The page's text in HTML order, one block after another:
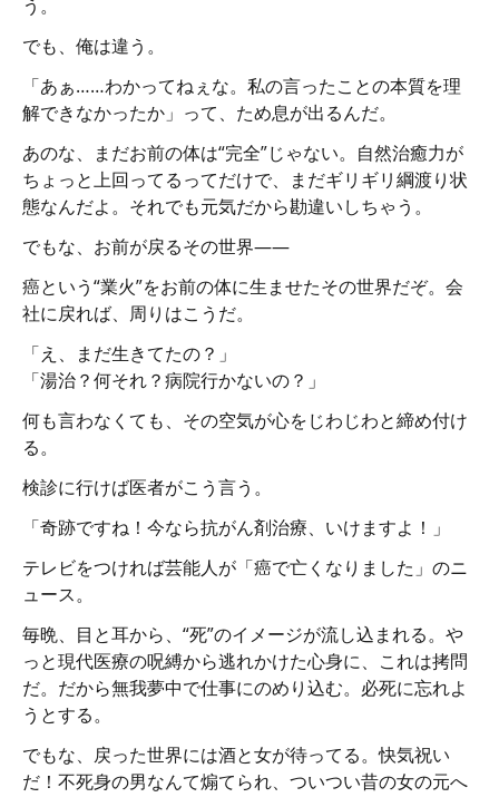
う。
でも、俺は違う。
「あぁ……わかってねぇな。私の言ったことの本質を理
解できなかったか」って、ため息が出るんだ。
あのな、まだお前の体は“完全”じゃない。自然治癒力が
ちょっと上回ってるってだけで、まだギリギリ綱渡り状
態なんだよ。それでも元気だから勘違いしちゃう。
でもな、お前が戻るその世界――
癌という“業火”をお前の体に生ませたその世界だぞ。会
社に戻れば、周りはこうだ。
「え、まだ生きてたの？」
「湯治？何それ？病院行かないの？」
何も言わなくても、その空気が心をじわじわと締め付け
る。
検診に行けば医者がこう言う。
「奇跡ですね！今なら抗がん剤治療、いけますよ！」
テレビをつければ芸能人が「癌で亡くなりました」のニ
ュース。
毎晩、目と耳から、“死”のイメージが流し込まれる。や
っと現代医療の呪縛から逃れかけた心身に、これは拷問
だ。だから無我夢中で仕事にのめり込む。必死に忘れよ
うとする。
でもな、戻った世界には酒と女が待ってる。快気祝い
だ！不死身の男なんて煽てられ、ついつい昔の女の元へ